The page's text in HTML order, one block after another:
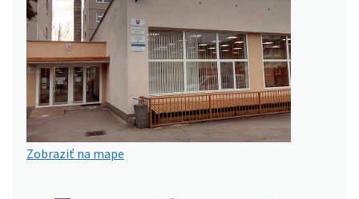
Zobraziť na mape